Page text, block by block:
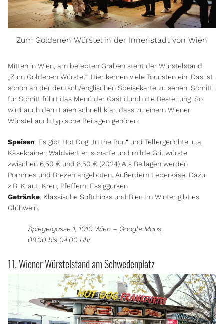
Zum Goldenen Würstel in der Innenstadt von Wien
Mitten in Wien, am belebten Graben steht der Würstelstand
„Zum Goldenen Würstel“. Hier kehren viele Touristen ein. Das ist
schon an der deutsch/englischen Speisekarte zu sehen. Schritt
für Schritt führt das Menü der Gast durch die Bestellung. So
wird auch dem Laien schnell klar, dass zu einem Wiener
Würstel auch typische Beilagen gehören.
Speisen: Es gibt Hot Dog „In the Bun“ und Tellergerichte. u.a.
Käsekrainer, Waldviertler, scharfe und milde Grillwürste
zwischen 6,50 € und 8,50 € (2024) Als Beilagen werden
Pommes und Brezen angeboten. Außerdem Leberkäse. Dazu:
z.B. Kraut, Kren, Pfeffern, Essiggurken
Getränke: Klassische Softdrinks und Bier. Im Winter gibt es
Glühwein.
Spiegelgasse 1, 1010 Wien – Google Maps
09.00 bis 04.00 Uhr
11. Wiener Würstelstand am Schwedenplatz